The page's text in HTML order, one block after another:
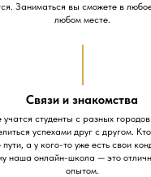
Заниматься вы сможете в
любом месте.
студенты с разных
успехами друг с другом.
а у кого-то уже есть свои
наша онлайн-школа — это
опытом.
Связи и знакомства